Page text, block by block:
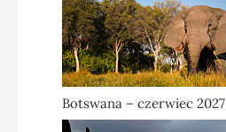
Botswana – czerwiec 2027